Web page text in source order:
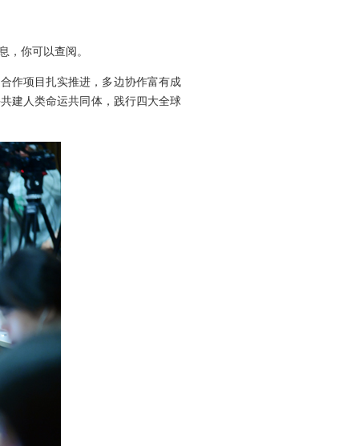
，你可以查阅。
作项目扎实推进，多边协作富有成
建人类命运共同体，践行四大全球